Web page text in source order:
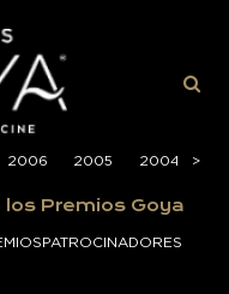
2006 2005 2004 >
>
los Premios Goya
PATROCINADORES